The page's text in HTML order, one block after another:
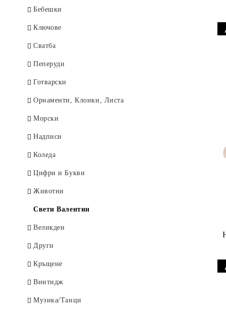
Бебета / Деца
Великден
Винтидж / Ангели
Едноцветни
Кухня / Храна / Напитки
Животни / Птици
Любов / Сватба
Море
Цветя / Растения
Музика
Пътуване / Градове
Репродукции
Коледа
Напукващ ефект, пасти, ръжда,
Бебешки
Ключове
Сватба
Пеперуди
Готварски
Орнаменти, Клонки, Листа
Морски
Надписи
Коледа
Цифри и Букви
Животни
Свети Валентин
Великден
Други
Кръщене
Винтидж
Музика/Танци